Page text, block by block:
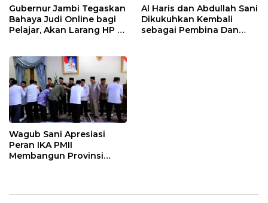
Gubernur Jambi Tegaskan
Bahaya Judi Online bagi
Pelajar, Akan Larang HP di
Al Haris dan Abdullah Sani
Dikukuhkan Kembali
sebagai Pembina Dan
Wagub Sani Apresiasi
Peran IKA PMII
Membangun Provinsi